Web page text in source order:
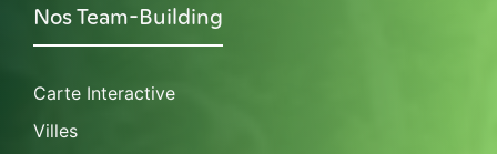
Nos Team-Building
Carte Interactive
Villes